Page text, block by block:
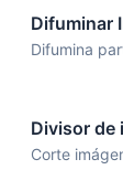
Difuminar
Difumina
Divisor de
Corte